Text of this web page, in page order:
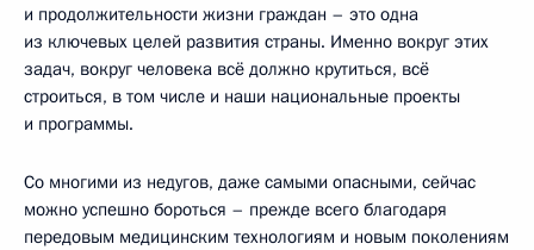
и продолжительности жизни граждан – это одна
из ключевых целей развития страны. Именно вокруг этих
задач, вокруг человека всё должно крутиться, всё
строиться, в том числе и наши национальные проекты
и программы.
Со многими из недугов, даже самыми опасными, сейчас
можно успешно бороться – прежде всего благодаря
передовым медицинским технологиям и новым поколениям